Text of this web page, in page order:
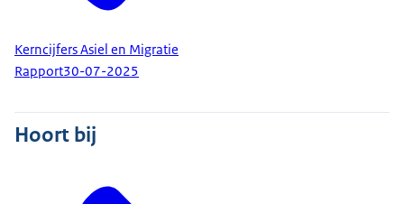
Kerncijfers Asiel en Migratie
Rapport30-07-2025
Hoort bij